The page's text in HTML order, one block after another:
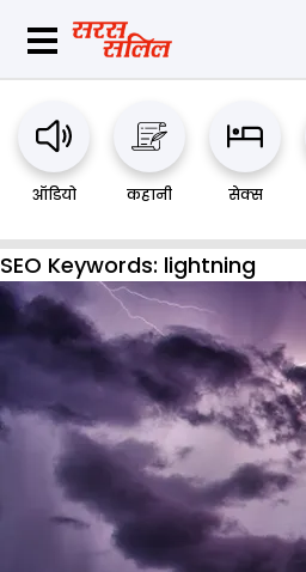
ऑडियो कहानी सेक्स
SEO Keywords: lightning